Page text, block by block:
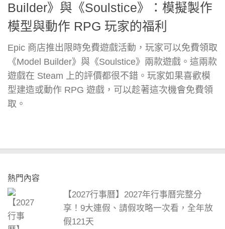
Builder》與《Soulstice》：模擬製作
模型與動作 RPG 玩家的福利
Epic 商店推出限時免費遊戲活動，玩家可以免費領取
《Model Builder》與《Soulstice》兩款遊戲。這兩款
遊戲在 Steam 上的評價都很不錯。玩家如果喜歡模
型建造或動作 RPG 遊戲，可以趁著這次機會免費領
取。
熱門內容
【2027行事曆】2027年行事曆完整分
享！9大連假、請假攻略一次看，全年放
假121天